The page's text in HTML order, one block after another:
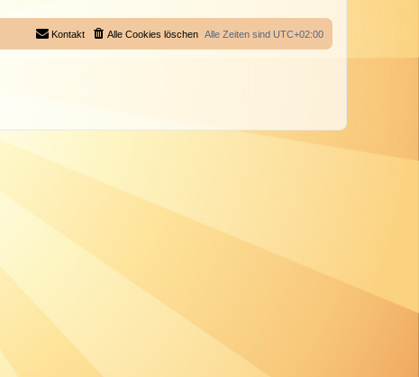
Alle Zeiten sind UTC+02:00
Alle Cookies löschen
Kontakt